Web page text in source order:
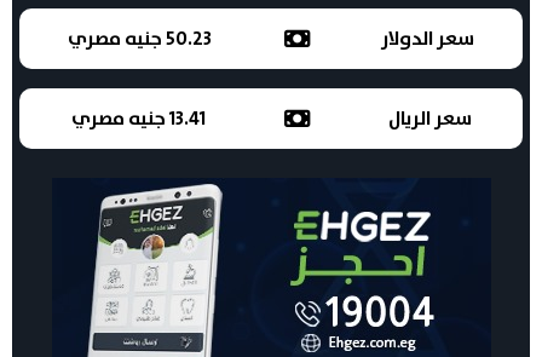
سعر الدولار 50.23 جنيه مصري
سعر الريال 13.41 جنيه مصري